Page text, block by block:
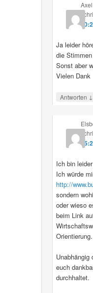
Axel
Ja leider
die
Sonst aber
Vielen Dank
Antworten ↓
Ich bin
Ich würde
http://
sondern
oder wieso
beim Link
Orientierung.
Unabhängig
euch
durchhaltet.